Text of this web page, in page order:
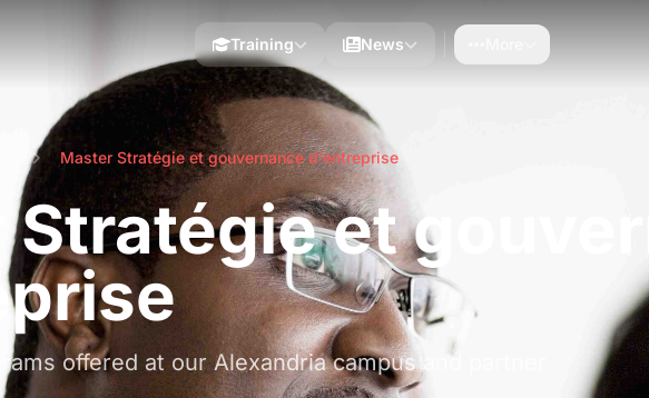
Training News
Master Stratégie et gouvernance d'entreprise
et
offered at our Alexandria campus and partner